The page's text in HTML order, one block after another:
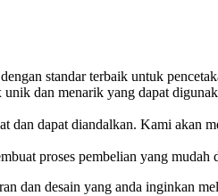
standar terbaik untuk
unik dan menarik yang dapat
dan dapat diandalkan. Kami akan
proses pembelian yang mudah
dan desain yang anda inginkan